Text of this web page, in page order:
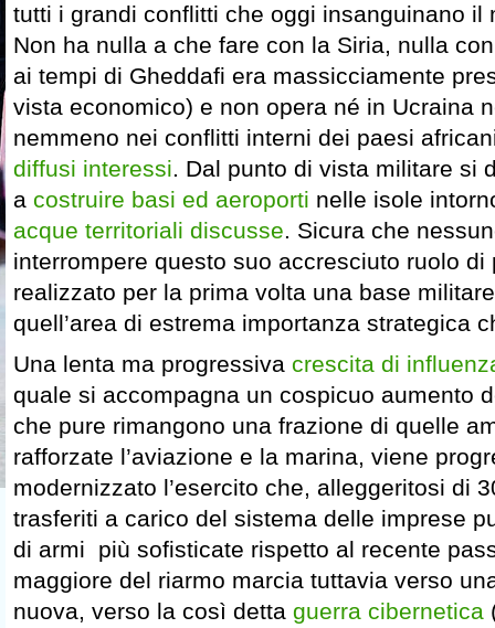
tutti i grandi conflitti che oggi insanguinano il
Non ha nulla a che fare con la Siria, nulla
ai tempi di Gheddafi era massicciamente
vista economico) e non opera né in Ucraina
nemmeno nei conflitti interni dei paesi
diffusi interessi. Dal punto di vista militare si
a costruire basi ed aeroporti nelle isole
acque territoriali discusse. Sicura che
interrompere questo suo accresciuto ruolo
realizzato per la prima volta una base
quell’area di estrema importanza strategica
Una lenta ma progressiva crescita di
quale si accompagna un cospicuo aumento
che pure rimangono una frazione di quelle
rafforzate l’aviazione e la marina, viene
modernizzato l’esercito che, alleggeritosi di
trasferiti a carico del sistema delle imprese
di armi più sofisticate rispetto al recente
maggiore del riarmo marcia tuttavia verso
nuova, verso la così detta guerra cibernetica